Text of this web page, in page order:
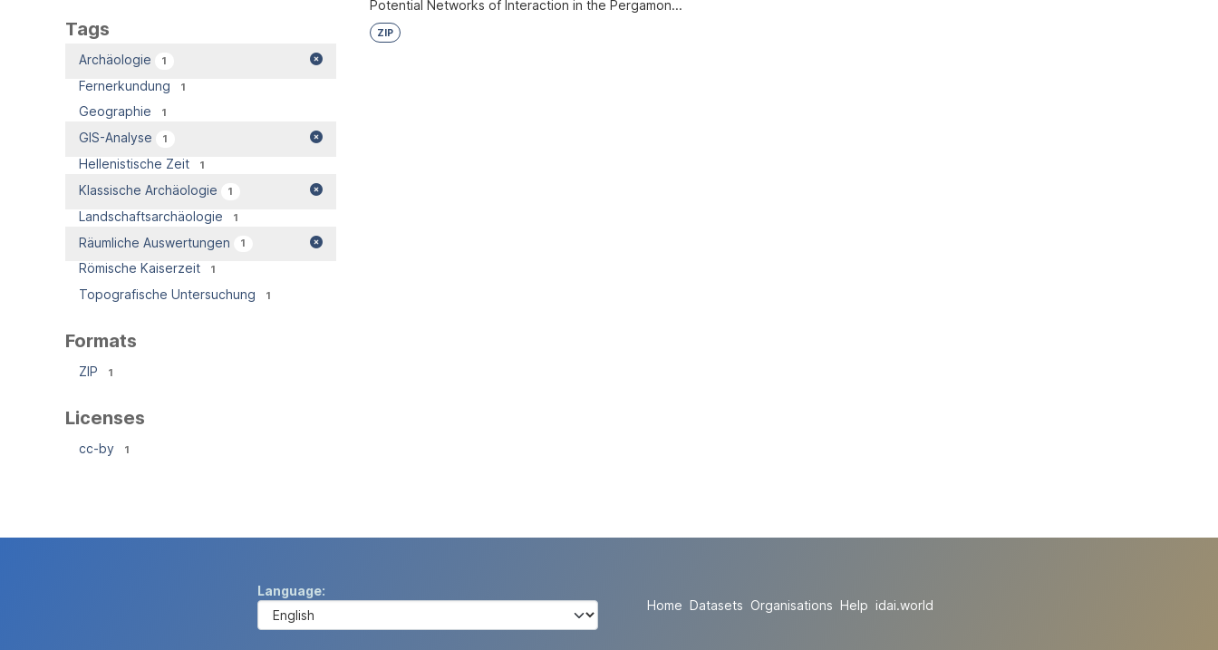
Tags
Archäologie 1
Fernerkundung 1
Geographie 1
GIS-Analyse 1
Hellenistische Zeit 1
Klassische Archäologie 1
Landschaftsarchäologie 1
Räumliche Auswertungen 1
Römische Kaiserzeit 1
Topografische Untersuchung 1
Formats
ZIP 1
Licenses
cc-by 1
Potential Networks of Interaction in the Pergamon...
ZIP
Language
Home Datasets Organisations Help idai.world